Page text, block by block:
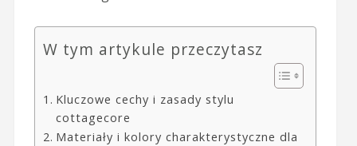
W tym artykule przeczytasz
Kluczowe cechy i zasady stylu
cottagecore
Materiały i kolory charakterystyczne dla